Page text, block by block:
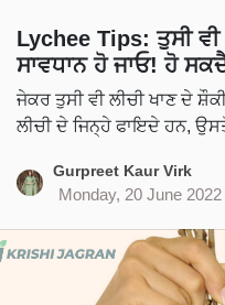
Lychee Tips: ਤੁਸੀ
ਸਾਵਧਾਨ ਹੋ ਜਾਓ! ਹੋ
ਜੇਕਰ ਤੁਸੀ ਵੀ ਲੀਚੀ ਖਾਣ ਦੇ
ਲੀਚੀ ਦੇ ਜਿਨ੍ਹੇ ਫਾਇਦੇ ਹਨ,
Gurpreet Kaur Virk
Monday, 20 June 2022